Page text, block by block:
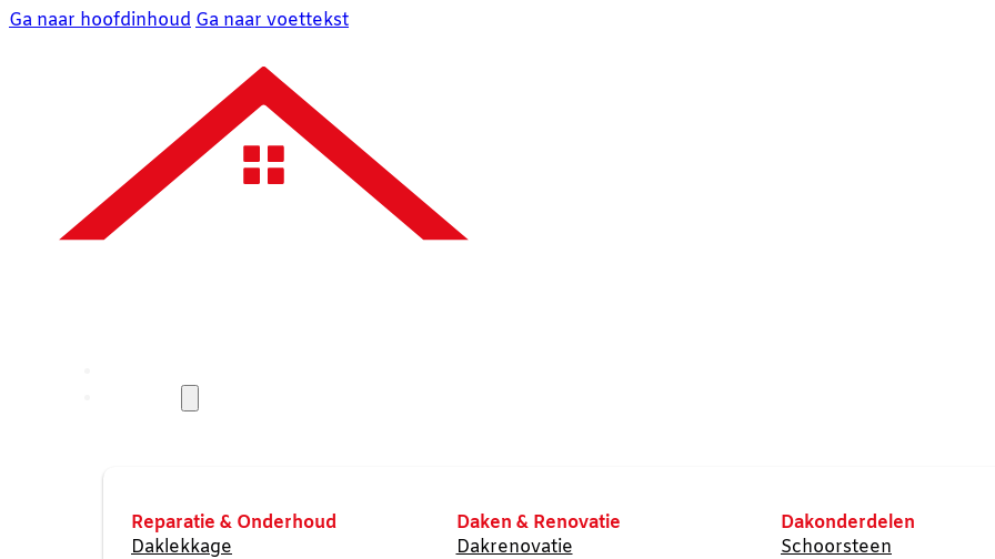
Ga naar hoofdinhoud Ga naar voettekst
Reparatie & Onderhoud
Daklekkage
Daken & Renovatie
Dakrenovatie
Dakonderdelen
Schoorsteen